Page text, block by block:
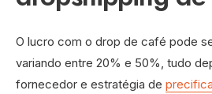
O lucro com o drop de café pode
variando entre 20% e 50%, tudo
fornecedor e estratégia de